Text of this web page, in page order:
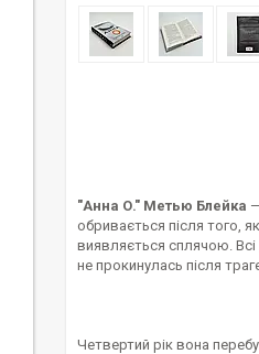
"Анна О." Метью Блейка
обривається після того,
виявляється сплячою.
не прокинулась після
Четвертий рік вона